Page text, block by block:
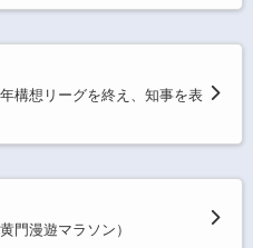
構想リーグを終え、知事を表
門漫遊マラソン）